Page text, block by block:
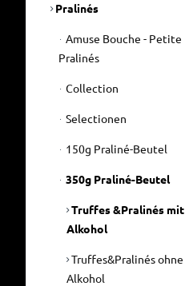
Pralinés
Amuse Bouche - Petite
Pralinés
Collection
Selectionen
150g Praliné-Beutel
350g Praliné-Beutel
Truffes &Pralinés mit
Alkohol
Truffes&Pralinés ohne
Alkohol